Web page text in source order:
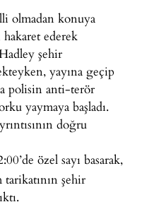
olmadan konuya
ederek
şehir
yayına geçip
polisin anti-terör
yaymaya başladı.
doğru
özel sayı basarak,
şehir